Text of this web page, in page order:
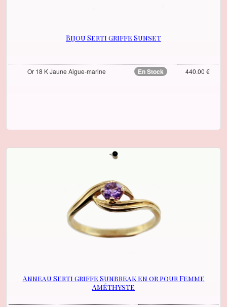
Bijou Serti griffe Sunset
Or 18 K Jaune Aigue-marine En Stock 440.00 €
Anneau Serti griffe Sunbreak en or pour Femme
Améthyste